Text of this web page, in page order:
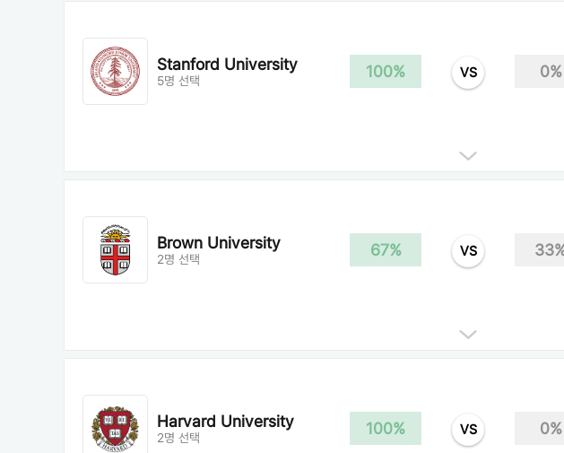
Stanford University
5명 선택
100% VS 0%
Brown University
2명 선택
67% VS
Harvard University
2명 선택
100% VS 0%